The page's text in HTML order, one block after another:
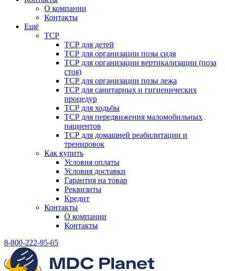
О компании
Контакты
Ещё
ТСР
ТСР для детей
ТСР для организации позы сидя
ТСР для организации вертикализации (поза
стоя)
ТСР для организации позы лежа
ТСР для санитарных и гигиенических
процедур
ТСР для ходьбы
ТСР для передвижения маломобильных
пациентов
ТСР для домашней реабилитации и
тренировок
Как купить
Условия оплаты
Условия доставки
Гарантия на товар
Реквизиты
Кредит
Контакты
О компании
Контакты
8-800-222-95-65